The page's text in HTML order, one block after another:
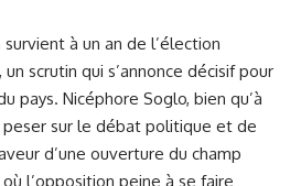
à un an de l’élection
scrutin qui s’annonce décisif pour
pays. Nicéphore Soglo, bien qu’à
sur le débat politique et de
d’une ouverture du champ
l’opposition peine à se faire